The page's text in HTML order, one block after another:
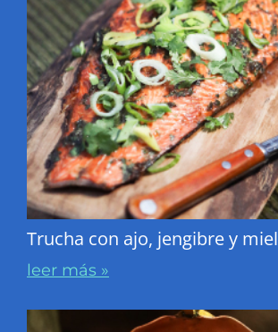
Trucha con ajo, jengibre y miel
leer más »